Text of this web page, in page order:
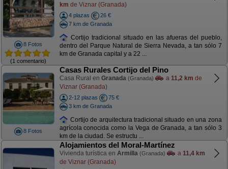
8 Fotos
(1 comentario)
km de Viznar (Granada)
4 plazas
26 €
7 km de Granada
Cortijo tradicional situado en las afueras del pueblo,
dentro del Parque Natural de Sierra Nevada, a tan sólo 7
km de Granada capital y a 22 ...
8 Fotos
Casas Rurales Cortijo del Pino
Casa Rural en Granada (Granada) a 11,2 km de
Viznar (Granada)
2-12 plazas
75 €
3 km de Granada
Cortijo de arquitectura tradicional situado en una zona
agrícola conocida como la Vega de Granada, a tan sólo 3
km de la ciudad. Se estructu ...
Alojamientos del Moral-Martínez
Vivienda turística en Armilla (Granada) a 11,4 km
de Viznar (Granada)